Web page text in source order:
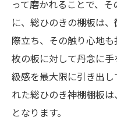
って磨かれることで、
に、総ひのきの棚板は
際立ち、その触り心地
枚の板に対して丹念に
級感を最大限に引き出
れた総ひのき神棚棚板
となります。